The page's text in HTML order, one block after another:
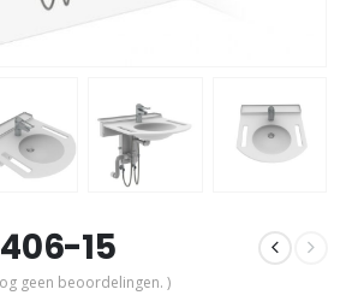
15
geen beoordelingen. )